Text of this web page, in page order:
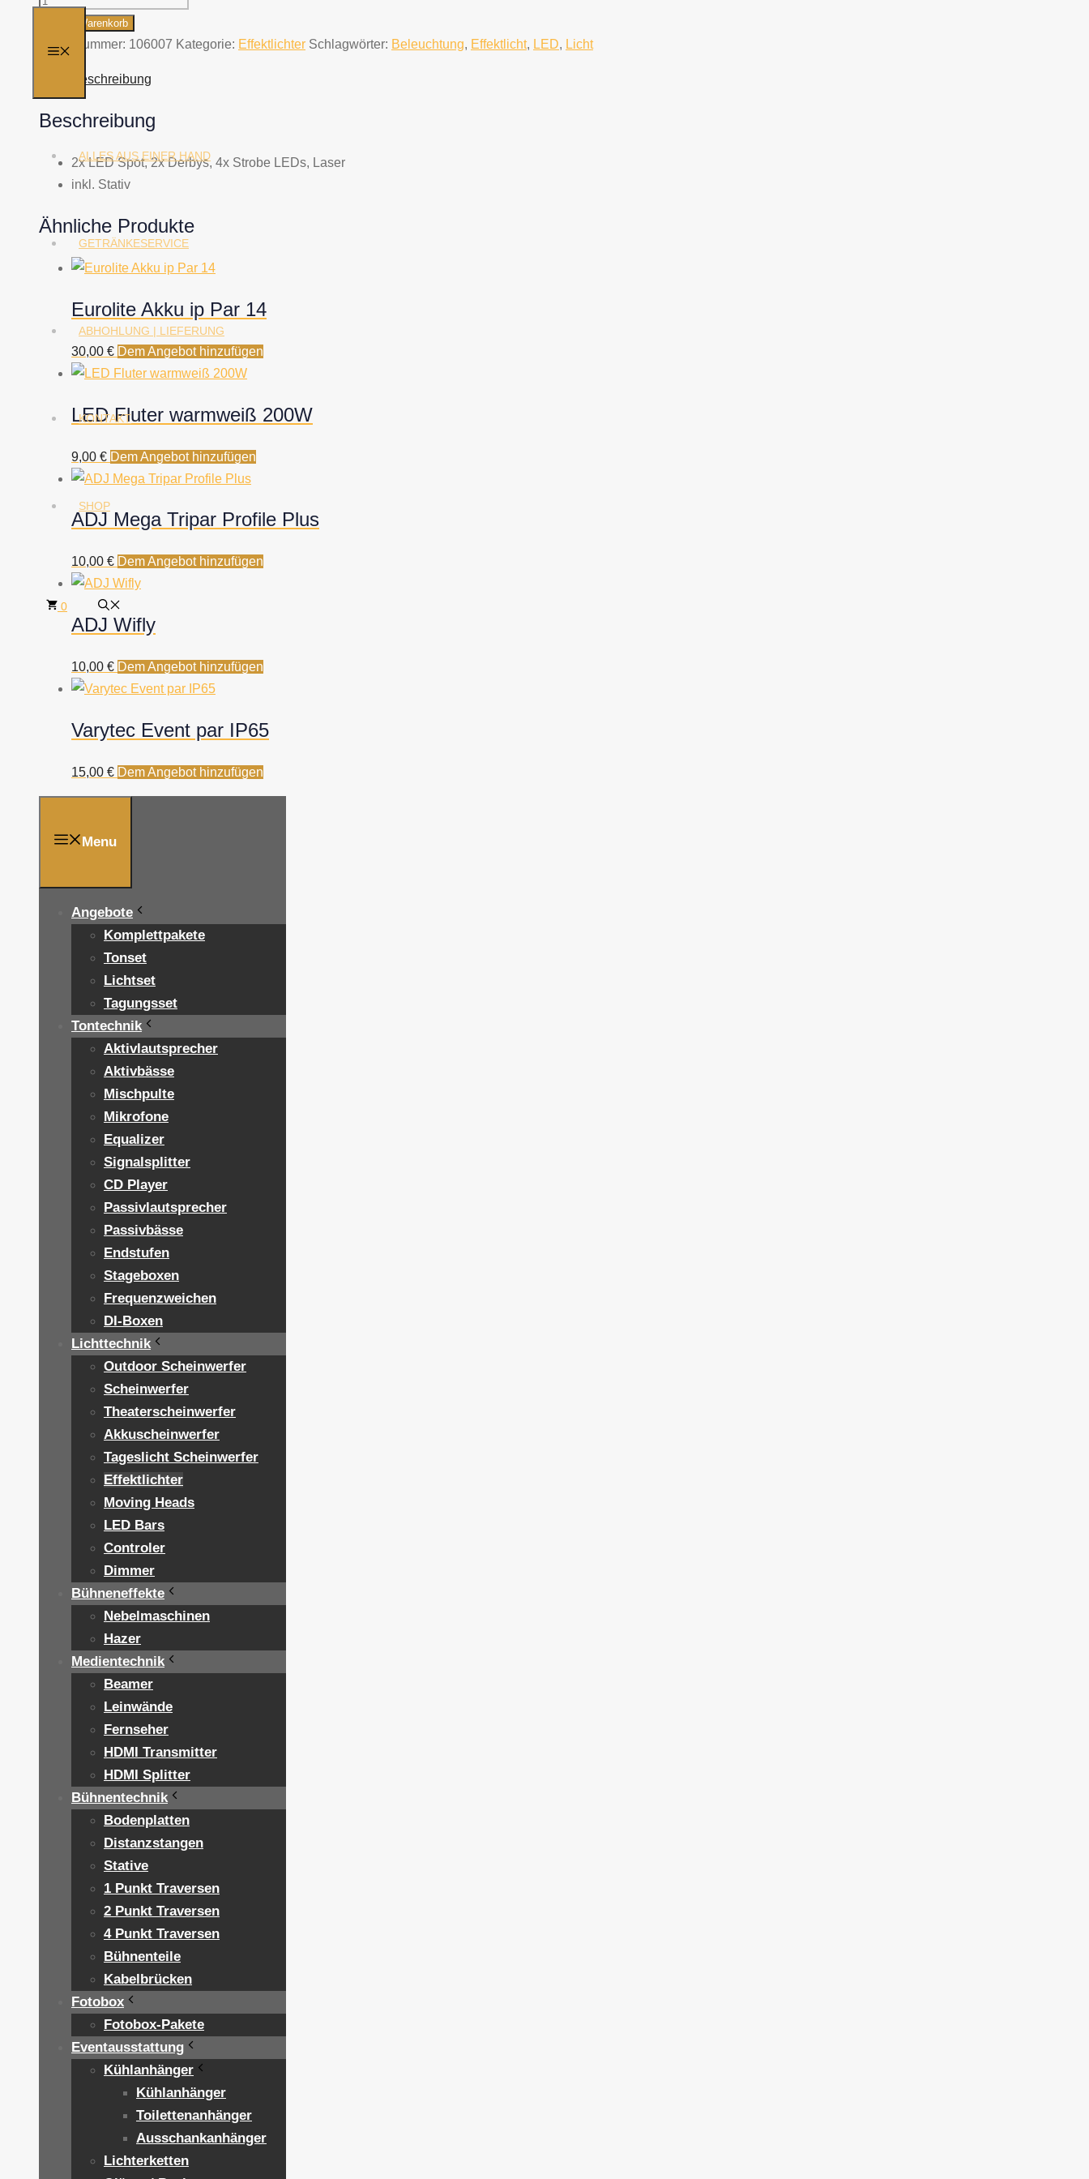
MENÜ
ALLES AUS EINER HAND
GETRÄNKESERVICE
ABHOHLUNG | LIEFERUNG
KONTAKT
SHOP
0
KLS
In den Warenkorb
Artikelnummer: 106007 Kategorie: Effektlichter Schlagwörter: Beleuchtung, Effektlicht, LED, Licht
Beschreibung
Beschreibung
2x LED Spot, 2x Derbys, 4x Strobe LEDs, Laser
inkl. Stativ
Ähnliche Produkte
Eurolite Akku ip Par 14
30,00 € Dem Angebot hinzufügen
LED Fluter warmweiß 200W
9,00 € Dem Angebot hinzufügen
ADJ Mega Tripar Profile Plus
10,00 € Dem Angebot hinzufügen
ADJ Wifly
10,00 € Dem Angebot hinzufügen
Varytec Event par IP65
15,00 € Dem Angebot hinzufügen
Menu
Angebote
Komplettpakete
Tonset
Lichtset
Tagungsset
Tontechnik
Aktivlautsprecher
Aktivbässe
Mischpulte
Mikrofone
Equalizer
Signalsplitter
CD Player
Passivlautsprecher
Passivbässe
Endstufen
Stageboxen
Frequenzweichen
DI-Boxen
Lichttechnik
Outdoor Scheinwerfer
Scheinwerfer
Theaterscheinwerfer
Akkuscheinwerfer
Tageslicht Scheinwerfer
Effektlichter
Moving Heads
LED Bars
Controler
Dimmer
Bühneneffekte
Nebelmaschinen
Hazer
Medientechnik
Beamer
Leinwände
Fernseher
HDMI Transmitter
HDMI Splitter
Bühnentechnik
Bodenplatten
Distanzstangen
Stative
1 Punkt Traversen
2 Punkt Traversen
4 Punkt Traversen
Bühnenteile
Kabelbrücken
Fotobox
Fotobox-Pakete
Eventausstattung
Kühlanhänger
Kühlanhänger
Toilettenanhänger
Ausschankanhänger
Lichterketten